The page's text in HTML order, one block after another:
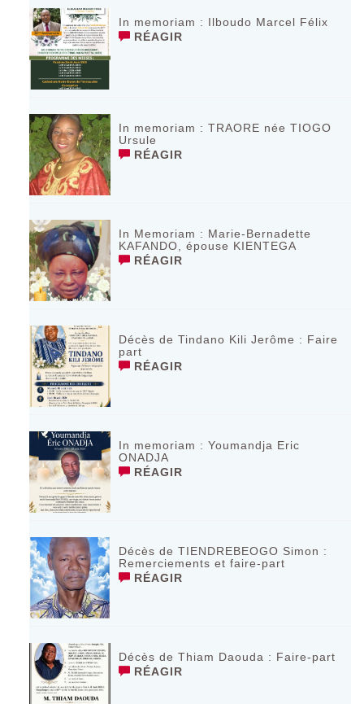
In memoriam : Ilboudo Marcel Félix
RÉAGIR
In memoriam : TRAORE née TIOGO
Ursule
RÉAGIR
In Memoriam : Marie-Bernadette
KAFANDO, épouse KIENTEGA
RÉAGIR
Décès de Tindano Kili Jerôme : Faire
part
RÉAGIR
In memoriam : Youmandja Eric
ONADJA
RÉAGIR
Décès de TIENDREBEOGO Simon :
Remerciements et faire-part
RÉAGIR
Décès de Thiam Daouda : Faire-part
RÉAGIR